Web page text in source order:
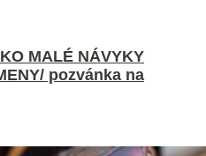
MALÉ NÁVYKY
pozvánka na